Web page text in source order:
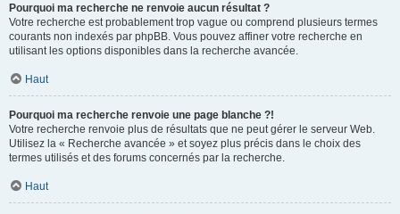
Pourquoi ma recherche ne renvoie aucun résultat ?
Votre recherche est probablement trop vague ou comprend plusieurs termes
courants non indexés par phpBB. Vous pouvez affiner votre recherche en
utilisant les options disponibles dans la recherche avancée.
Haut
Pourquoi ma recherche renvoie une page blanche ?!
Votre recherche renvoie plus de résultats que ne peut gérer le serveur Web.
Utilisez la « Recherche avancée » et soyez plus précis dans le choix des
termes utilisés et des forums concernés par la recherche.
Haut